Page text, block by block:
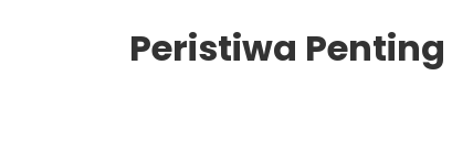
Peristiwa Penting